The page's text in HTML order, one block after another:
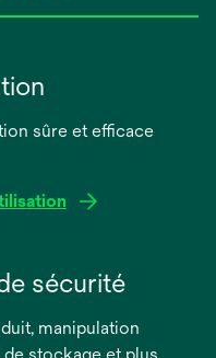
sûre et efficace
sécurité
manipulation
stockage et plus